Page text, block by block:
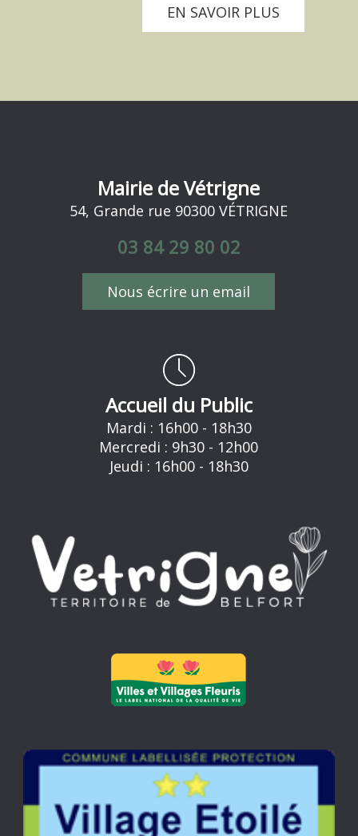
EN SAVOIR PLUS
Mairie de Vétrigne
54, Grande rue 90300 VÉTRIGNE
03 84 29 80 02
Nous écrire un email
Accueil du Public
Mardi : 16h00 - 18h30
Mercredi : 9h30 - 12h00
Jeudi : 16h00 - 18h30